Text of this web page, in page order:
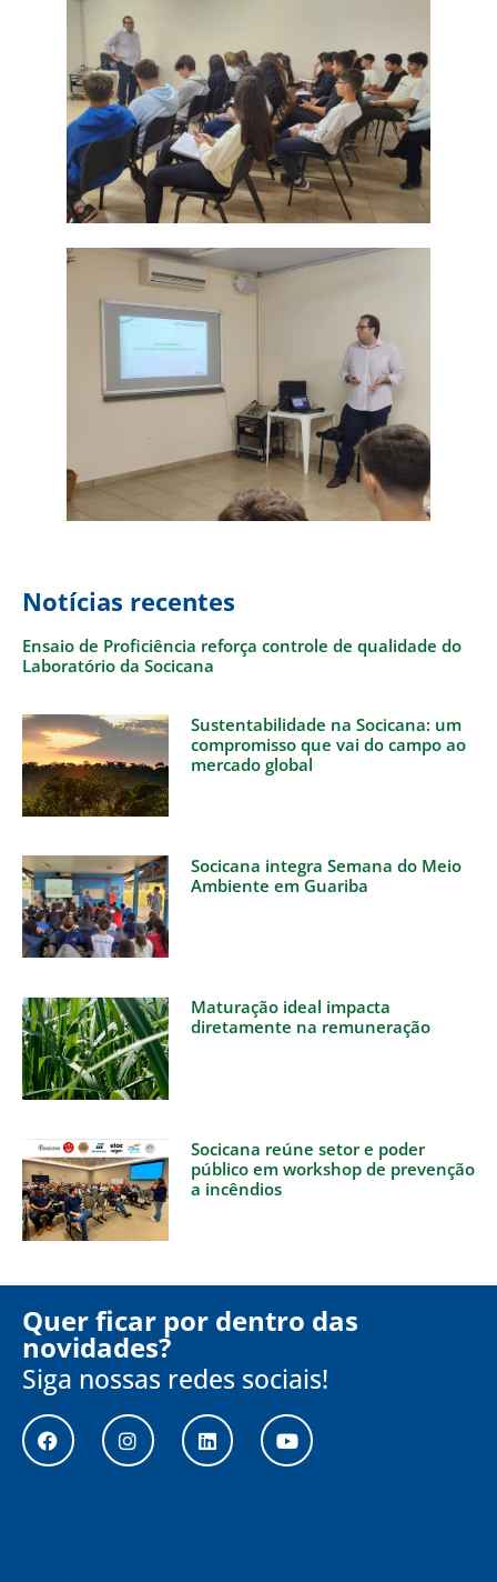
Notícias recentes
Ensaio de Proficiência reforça controle de qualidade do
Laboratório da Socicana
Sustentabilidade na Socicana: um
compromisso que vai do campo ao
mercado global
Socicana integra Semana do Meio
Ambiente em Guariba
Maturação ideal impacta
diretamente na remuneração
Socicana reúne setor e poder
público em workshop de prevenção
a incêndios
Quer ficar por dentro das
novidades?
Siga nossas redes sociais!